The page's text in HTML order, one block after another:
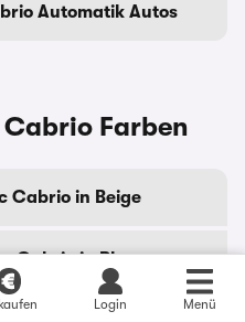
Login Menü
Automatik Autos
Cabrio Farben
Cabrio in Beige
Cabrio in Blau